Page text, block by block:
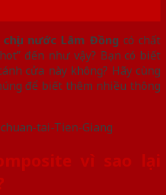
chịu nước Lâm Đồng có chất
đến như vậy? Bạn có biết
cửa này không? Hãy cùng
để biết thêm nhiều thông
vì sao lại